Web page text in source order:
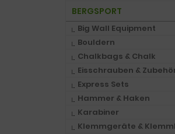
BERGSPORT
Big Wall Equipment
Bouldern
Chalkbags & Chalk
Eisschrauben &
Express Sets
Hammer & Haken
Karabiner
Klemmgeräte &